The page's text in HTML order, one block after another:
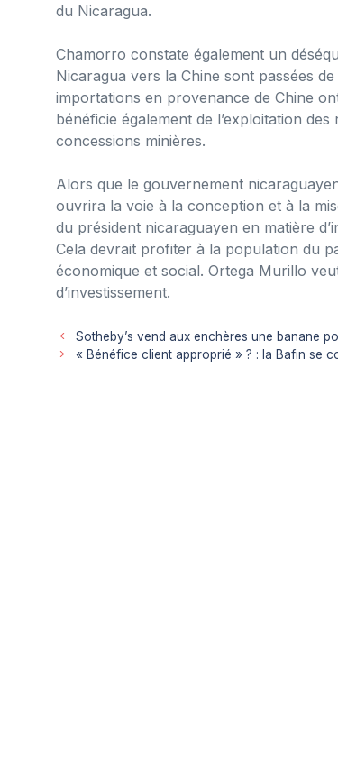
du Nicaragua.
Chamorro constate également un
Nicaragua vers la Chine sont passées
importations en provenance de Chine
bénéficie également de l’exploitation
concessions minières.
Alors que le gouvernement
ouvrira la voie à la conception et à la
du président nicaraguayen en matière
Cela devrait profiter à la population du
économique et social. Ortega Murillo
d’investissement.
Sotheby’s vend aux enchères une banane
« Bénéfice client approprié » ? : la Bafin se